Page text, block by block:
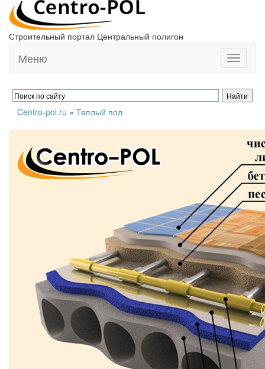
Строительный портал Центральный полигон
Toggle
Меню
Centro-pol.ru » Теплый пол